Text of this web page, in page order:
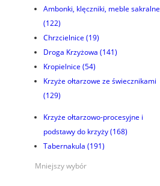
Ambonki, klęczniki, meble sakralne
(122)
Chrzcielnice (19)
Droga Krzyżowa (141)
Kropielnice (54)
Krzyże ołtarzowe ze świecznikami
(129)
Krzyże ołtarzowo-procesyjne i
podstawy do krzyży(168)
Tabernakula (191)
Mniejszy wybór